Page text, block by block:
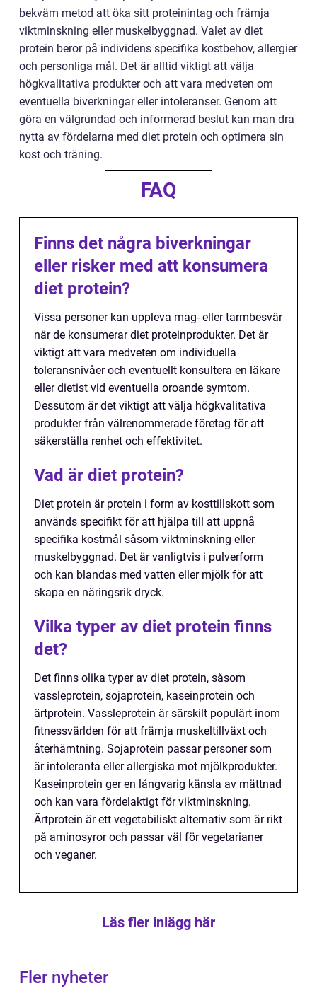
bekväm metod att öka sitt proteinintag och främja
viktminskning eller muskelbyggnad. Valet av diet
protein beror på individens specifika kostbehov, allergier
och personliga mål. Det är alltid viktigt att välja
högkvalitativa produkter och att vara medveten om
eventuella biverkningar eller intoleranser. Genom att
göra en välgrundad och informerad beslut kan man dra
nytta av fördelarna med diet protein och optimera sin
kost och träning.
FAQ
Finns det några biverkningar
eller risker med att konsumera
diet protein?
Vissa personer kan uppleva mag- eller tarmbesvär
när de konsumerar diet proteinprodukter. Det är
viktigt att vara medveten om individuella
toleransnivåer och eventuellt konsultera en läkare
eller dietist vid eventuella oroande symtom.
Dessutom är det viktigt att välja högkvalitativa
produkter från välrenommerade företag för att
säkerställa renhet och effektivitet.
Vad är diet protein?
Diet protein är protein i form av kosttillskott som
används specifikt för att hjälpa till att uppnå
specifika kostmål såsom viktminskning eller
muskelbyggnad. Det är vanligtvis i pulverform
och kan blandas med vatten eller mjölk för att
skapa en näringsrik dryck.
Vilka typer av diet protein finns
det?
Det finns olika typer av diet protein, såsom
vassleprotein, sojaprotein, kaseinprotein och
ärtprotein. Vassleprotein är särskilt populärt inom
fitnessvärlden för att främja muskeltillväxt och
återhämtning. Sojaprotein passar personer som
är intoleranta eller allergiska mot mjölkprodukter.
Kaseinprotein ger en långvarig känsla av mättnad
och kan vara fördelaktigt för viktminskning.
Ärtprotein är ett vegetabiliskt alternativ som är rikt
på aminosyror och passar väl för vegetarianer
och veganer.
Läs fler inlägg här
Fler nyheter